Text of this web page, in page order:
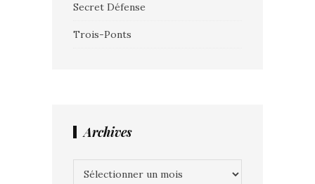
Secret Défense
Trois-Ponts
Archives